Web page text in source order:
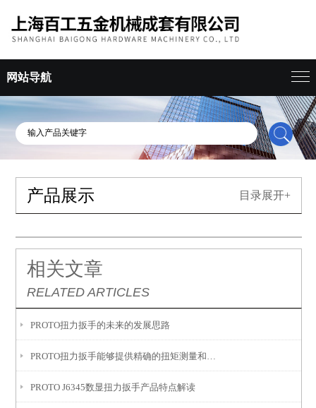
网站导航
产品展示 目录展开+
相关文章
RELATED ARTICLES
PROTO扭力扳手的未来的发展思路
PROTO J6345数显扭力扳手产品特点解读